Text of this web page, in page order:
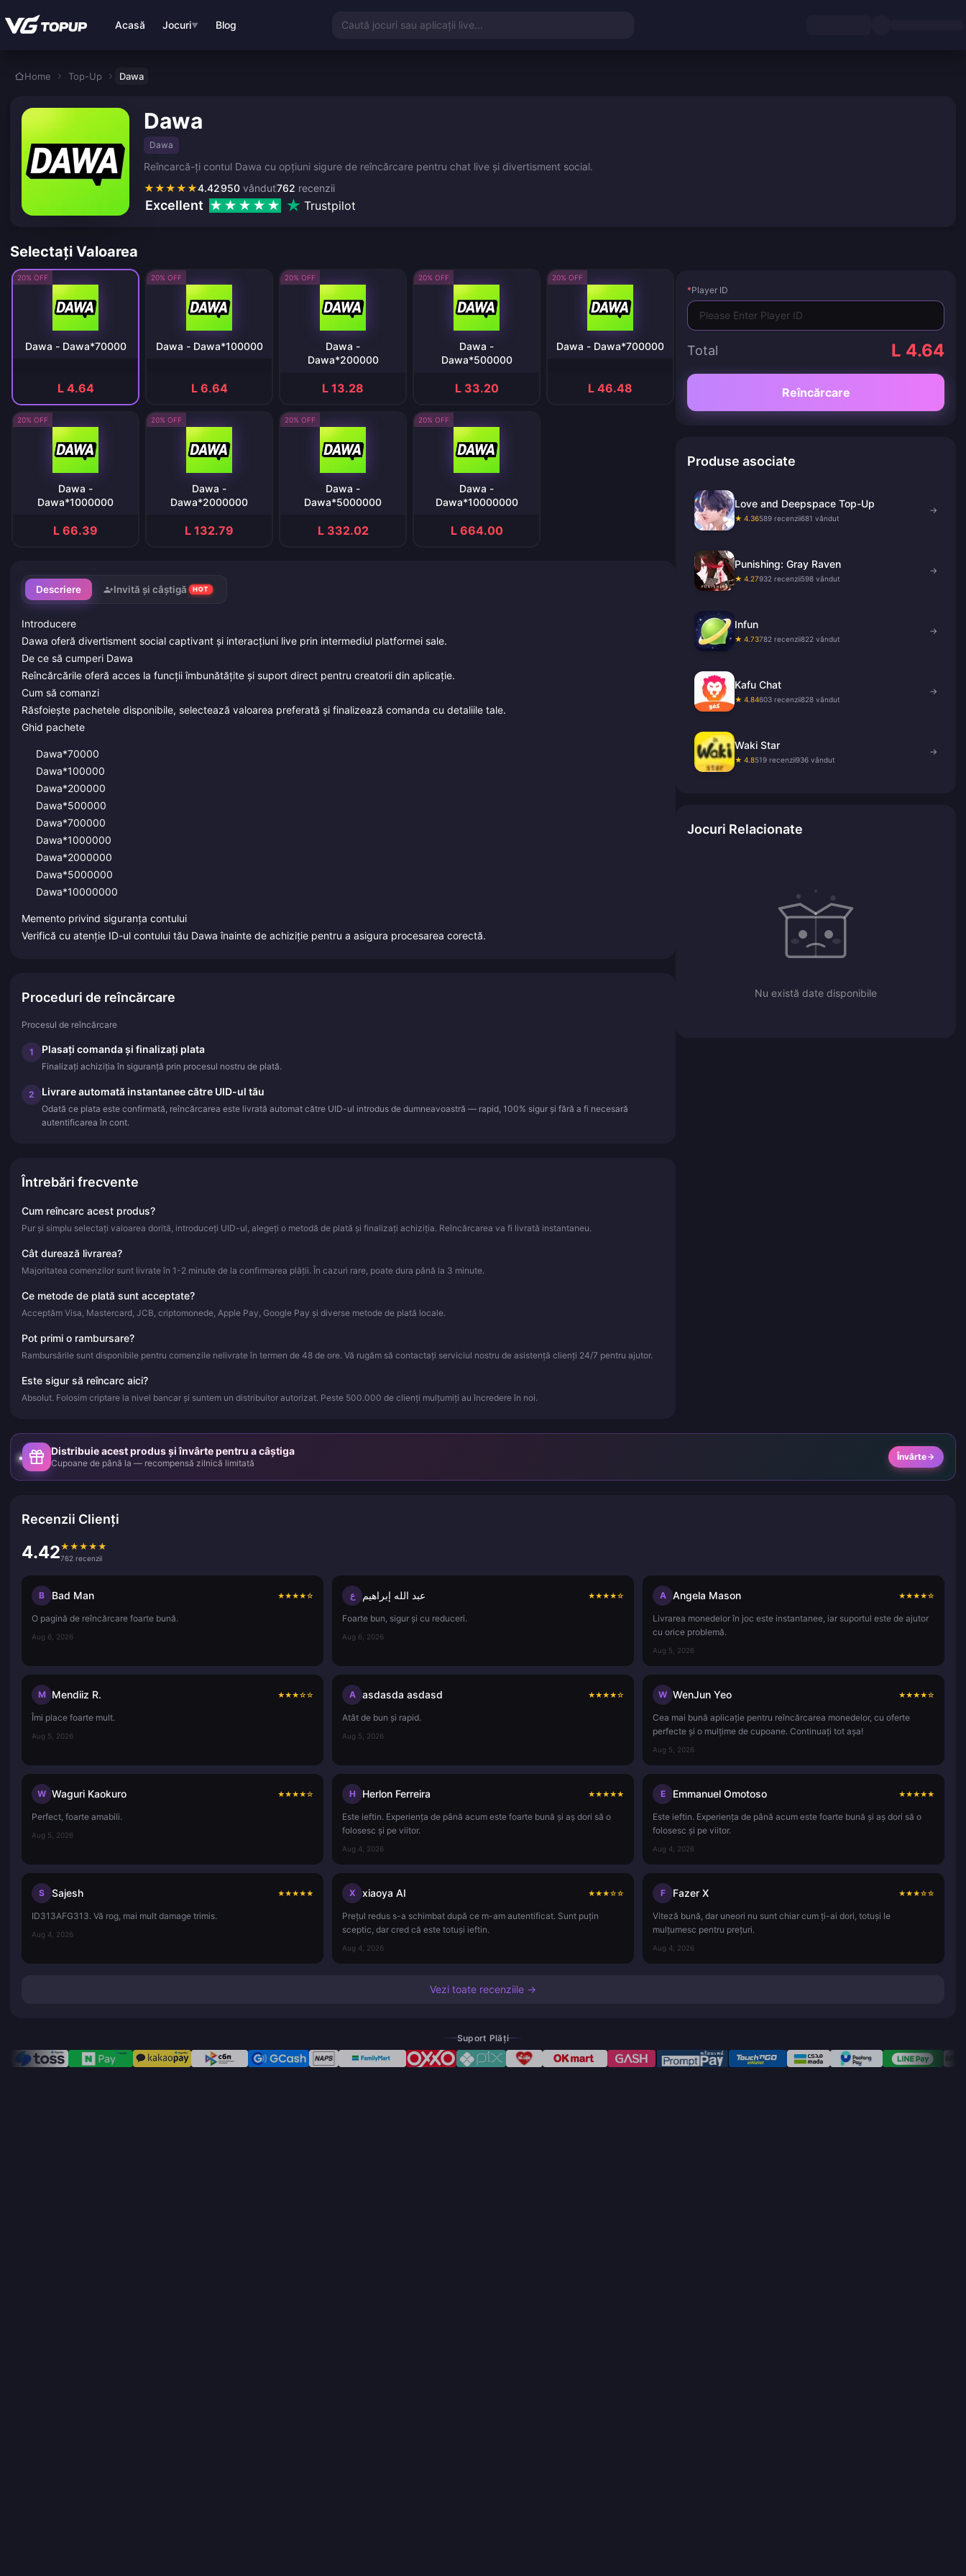
Acasă Jocuri▼ Blog Caută jocuri sau aplicații live...
Home Top-Up Dawa
Dawa
Dawa
Reîncarcă-ți contul Dawa cu opțiuni sigure de reîncărcare pentru chat live și divertisment social.
★★★★★4.42 762 recenzii
950 vândut
Excellent Trustpilot
Selectați Valoarea
20% OFF
Dawa - Dawa*70000
L 4.64
20% OFF
Dawa - Dawa*100000
L 6.64
20% OFF
Dawa -
Dawa*200000
L 13.28
20% OFF
Dawa -
Dawa*500000
L 33.20
20% OFF
Dawa - Dawa*700000
L 46.48
20% OFF
Dawa -
Dawa*1000000
L 66.39
20% OFF
Dawa -
Dawa*2000000
L 132.79
20% OFF
Dawa -
Dawa*5000000
L 332.02
20% OFF
Dawa -
Dawa*10000000
L 664.00
Descriere Invită și câștigă HOT
Introducere
Dawa oferă divertisment social captivant și interacțiuni live prin intermediul platformei sale.
De ce să cumperi Dawa
Reîncărcările oferă acces la funcții îmbunătățite și suport direct pentru creatorii din aplicație.
Cum să comanzi
Răsfoiește pachetele disponibile, selectează valoarea preferată și finalizează comanda cu detaliile tale.
Ghid pachete
Dawa*70000
Dawa*100000
Dawa*200000
Dawa*500000
Dawa*700000
Dawa*1000000
Dawa*2000000
Dawa*5000000
Dawa*10000000
Memento privind siguranța contului
Verifică cu atenție ID-ul contului tău Dawa înainte de achiziție pentru a asigura procesarea corectă.
Proceduri de reîncărcare
Procesul de reîncărcare
1 Plasați comanda și finalizați plata
Finalizați achiziția în siguranță prin procesul nostru de plată.
2 Livrare automată instantanee către UID-ul tău
Odată ce plata este confirmată, reîncărcarea este livrată automat către UID-ul introdus de dumneavoastră — rapid, 100% sigur și fără a fi necesară
autentificarea în cont.
Întrebări frecvente
Cum reîncarc acest produs?
Pur și simplu selectați valoarea dorită, introduceți UID-ul, alegeți o metodă de plată și finalizați achiziția. Reîncărcarea va fi livrată instantaneu.
Cât durează livrarea?
Majoritatea comenzilor sunt livrate în 1-2 minute de la confirmarea plății. În cazuri rare, poate dura până la 3 minute.
Ce metode de plată sunt acceptate?
Acceptăm Visa, Mastercard, JCB, criptomonede, Apple Pay, Google Pay și diverse metode de plată locale.
Pot primi o rambursare?
Rambursările sunt disponibile pentru comenzile nelivrate în termen de 48 de ore. Vă rugăm să contactați serviciul nostru de asistență clienți 24/7 pentru ajutor.
Este sigur să reîncarc aici?
Absolut. Folosim criptare la nivel bancar și suntem un distribuitor autorizat. Peste 500.000 de clienți mulțumiți au încredere în noi.
*Player ID
Total L 4.64
Reîncărcare
Produse asociate
Love and Deepspace Top-Up
★ 4.36589 recenzii681 vândut
→
Punishing: Gray Raven
★ 4.27932 recenzii598 vândut
→
Infun
★ 4.73782 recenzii822 vândut
→
Kafu Chat
★ 4.84603 recenzii828 vândut
→
Waki Star
★ 4.8519 recenzii936 vândut
→
Jocuri Relacionate
Nu există date disponibile
Distribuie acest produs și învârte pentru a câștiga
Cupoane de până la — recompensă zilnică limitată
Învârte
Recenzii Clienți
4.42★ ★ ★ ★ ★
762 recenzii
B Bad Man ★★★★☆
O pagină de reîncărcare foarte bună.
Aug 6, 2026
ع عبد الله إبراهيم ★★★★☆
Foarte bun, sigur și cu reduceri.
Aug 6, 2026
A Angela Mason ★★★★☆
Livrarea monedelor în joc este instantanee, iar suportul este de ajutor
cu orice problemă.
Aug 5, 2026
M Mendiiz R. ★★★☆☆
Îmi place foarte mult.
Aug 5, 2026
A asdasda asdasd ★★★★☆
Atât de bun și rapid.
Aug 5, 2026
W WenJun Yeo ★★★★☆
Cea mai bună aplicație pentru reîncărcarea monedelor, cu oferte
perfecte și o mulțime de cupoane. Continuați tot așa!
Aug 5, 2026
W Waguri Kaokuro ★★★★☆
Perfect, foarte amabili.
Aug 5, 2026
H Herlon Ferreira ★★★★★
Este ieftin. Experiența de până acum este foarte bună și aș dori să o
folosesc și pe viitor.
Aug 4, 2026
E Emmanuel Omotoso ★★★★★
Este ieftin. Experiența de până acum este foarte bună și aș dori să o
folosesc și pe viitor.
Aug 4, 2026
S Sajesh ★★★★★
ID313AFG313. Vă rog, mai mult damage trimis.
Aug 4, 2026
X xiaoya AI ★★★☆☆
Prețul redus s-a schimbat după ce m-am autentificat. Sunt puțin
sceptic, dar cred că este totuși ieftin.
Aug 4, 2026
F Fazer X ★★★☆☆
Viteză bună, dar uneori nu sunt chiar cum ți-ai dori, totuși le
mulțumesc pentru prețuri.
Aug 4, 2026
Vezi toate recenziile →
Suport Plăți